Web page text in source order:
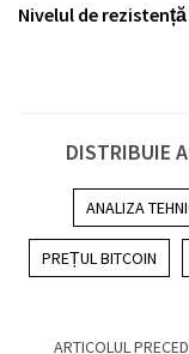
Nivelul de
DISTRIBUIE
ANALIZA
PREȚUL BITCOIN
ARTICOLUL